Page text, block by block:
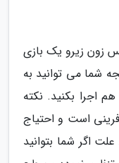
زون زیرو یک بازی
شما می توانید به
اجرا بکنید. نکته
است و احتیاج
اگر شما بتوانید